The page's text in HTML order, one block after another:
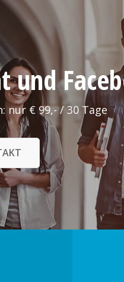
und
nur € 99,- / 30 Tage